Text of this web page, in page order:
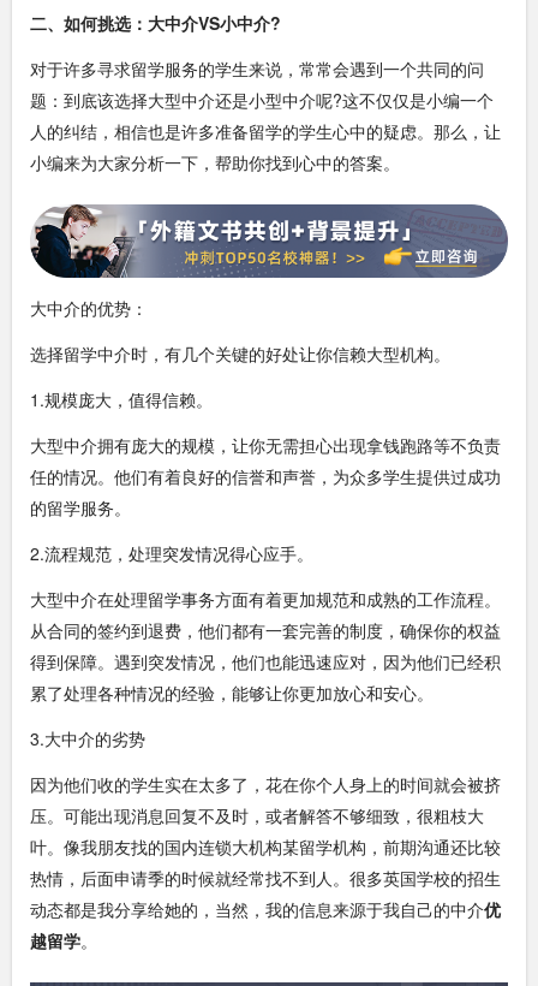
二、如何挑选：大中介VS小中介?
对于许多寻求留学服务的学生来说，常常会遇到一个共同的问
题：到底该选择大型中介还是小型中介呢?这不仅仅是小编一个
人的纠结，相信也是许多准备留学的学生心中的疑虑。那么，让
小编来为大家分析一下，帮助你找到心中的答案。
大中介的优势：
选择留学中介时，有几个关键的好处让你信赖大型机构。
1.规模庞大，值得信赖。
大型中介拥有庞大的规模，让你无需担心出现拿钱跑路等不负责
任的情况。他们有着良好的信誉和声誉，为众多学生提供过成功
的留学服务。
2.流程规范，处理突发情况得心应手。
大型中介在处理留学事务方面有着更加规范和成熟的工作流程。
从合同的签约到退费，他们都有一套完善的制度，确保你的权益
得到保障。遇到突发情况，他们也能迅速应对，因为他们已经积
累了处理各种情况的经验，能够让你更加放心和安心。
3.大中介的劣势
因为他们收的学生实在太多了，花在你个人身上的时间就会被挤
压。可能出现消息回复不及时，或者解答不够细致，很粗枝大
叶。像我朋友找的国内连锁大机构某留学机构，前期沟通还比较
热情，后面申请季的时候就经常找不到人。很多英国学校的招生
动态都是我分享给她的，当然，我的信息来源于我自己的中介优
越留学。